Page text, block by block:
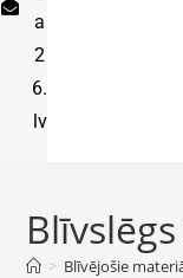
a
2
6.
lv
> Blīvējošie